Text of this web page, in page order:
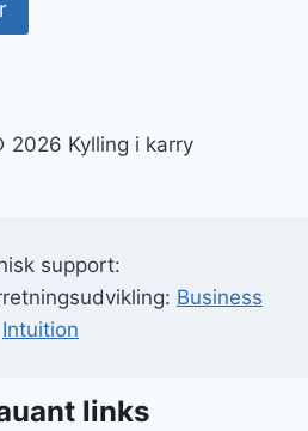
2026 Kylling i karry
support:
Business
Intuition
links